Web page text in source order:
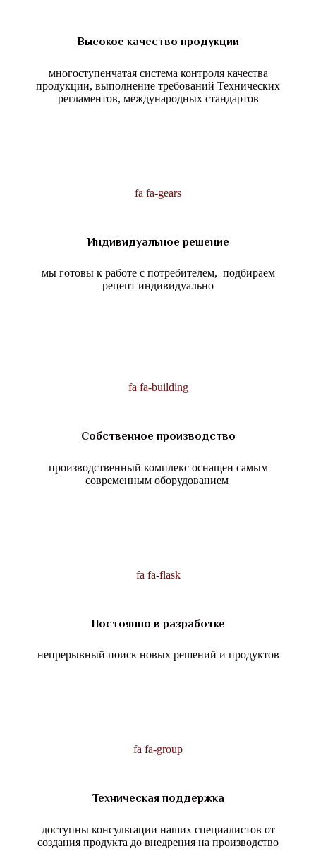
Высокое качество продукции
многоступенчатая система контроля качества
продукции, выполнение требований Технических
регламентов, международных стандартов
fa fa-gears
Индивидуальное решение
мы готовы к работе с потребителем, подбираем
рецепт индивидуально
fa fa-building
Собственное производство
производственный комплекс оснащен самым
современным оборудованием
fa fa-flask
Постоянно в разработке
непрерывный поиск новых решений и продуктов
fa fa-group
Техническая поддержка
доступны консультации наших специалистов от
создания продукта до внедрения на производство